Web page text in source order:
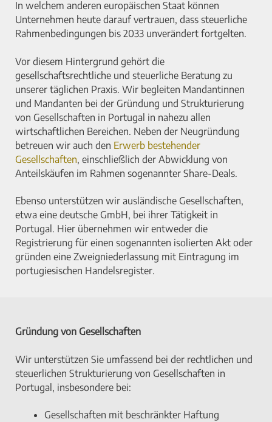
In welchem anderen europäischen Staat können
Unternehmen heute darauf vertrauen, dass steuerliche
Rahmenbedingungen bis 2033 unverändert fortgelten.
Vor diesem Hintergrund gehört die
gesellschaftsrechtliche und steuerliche Beratung zu
unserer täglichen Praxis. Wir begleiten Mandantinnen
und Mandanten bei der Gründung und Strukturierung
von Gesellschaften in Portugal in nahezu allen
wirtschaftlichen Bereichen. Neben der Neugründung
betreuen wir auch den Erwerb bestehender
Gesellschaften, einschließlich der Abwicklung von
Anteilskäufen im Rahmen sogenannter Share-Deals.
Ebenso unterstützen wir ausländische Gesellschaften,
etwa eine deutsche GmbH, bei ihrer Tätigkeit in
Portugal. Hier übernehmen wir entweder die
Registrierung für einen sogenannten isolierten Akt oder
gründen eine Zweigniederlassung mit Eintragung im
portugiesischen Handelsregister.
Gründung von Gesellschaften
Wir unterstützen Sie umfassend bei der rechtlichen und
steuerlichen Strukturierung von Gesellschaften in
Portugal, insbesondere bei:
Gesellschaften mit beschränkter Haftung